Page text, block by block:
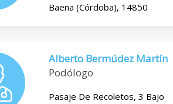
Baena (Córdoba), 14850
Alberto Bermúdez Martín
Podólogo
Pasaje De Recoletos, 3 Bajo